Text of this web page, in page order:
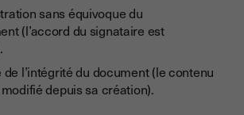
sans équivoque du
(l’accord du signataire est
l’intégrité du document (le contenu
modifié depuis sa création).